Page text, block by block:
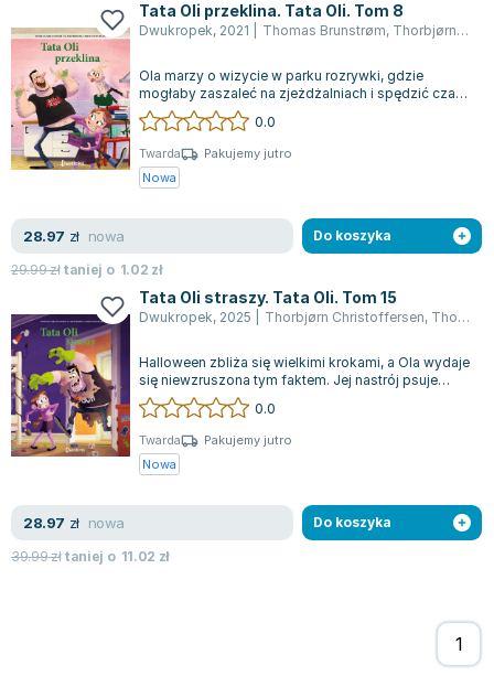
Tata Oli przeklina. Tata Oli. Tom 8
Dwukropek, 2021 Thomas Brunstrøm, Thorbjørn Christoffersen
Ola marzy o wizycie w parku rozrywki, gdzie
mogłaby zaszaleć na zjeżdżalniach i spędzić czas
pełen radości. Jej tata również wyraz...
0.0
Twarda
Pakujemy jutro
Nowa
28.97 zł nowa
29.99złtaniej o 1.02 zł
Do koszyka
Tata Oli straszy. Tata Oli. Tom 15
Dwukropek, 2025 Thorbjørn Christoffersen, Thomas Brunstrøm
Halloween zbliża się wielkimi krokami, a Ola wydaje
się niewzruszona tym faktem. Jej nastrój psuje
wizja obecności taty na zabawie...
0.0
Twarda
Pakujemy jutro
Nowa
28.97 zł nowa
39.99złtaniej o 11.02 zł
Do koszyka